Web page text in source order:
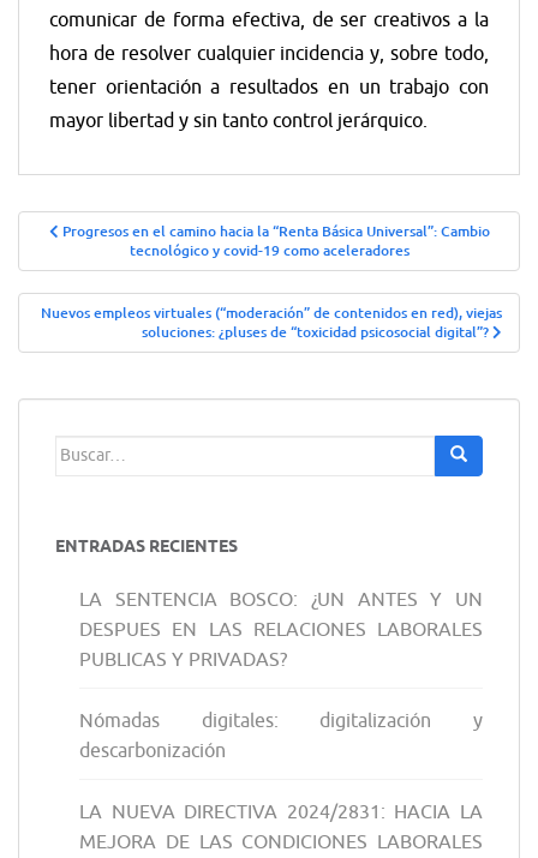
comunicar de forma efectiva, de ser creativos a la
hora de resolver cualquier incidencia y, sobre todo,
tener orientación a resultados en un trabajo con
mayor libertad y sin tanto control jerárquico.
Navegación
de
entradas
Progresos en el camino hacia la “Renta Básica Universal”: Cambio
tecnológico y covid-19 como aceleradores
Nuevos empleos virtuales (“moderación” de contenidos en red), viejas
soluciones: ¿pluses de “toxicidad psicosocial digital”?
Buscar:
ENTRADAS RECIENTES
LA SENTENCIA BOSCO: ¿UN ANTES Y UN
DESPUES EN LAS RELACIONES LABORALES
PUBLICAS Y PRIVADAS?
Nómadas digitales: digitalización y
descarbonización
LA NUEVA DIRECTIVA 2024/2831: HACIA LA
MEJORA DE LAS CONDICIONES LABORALES